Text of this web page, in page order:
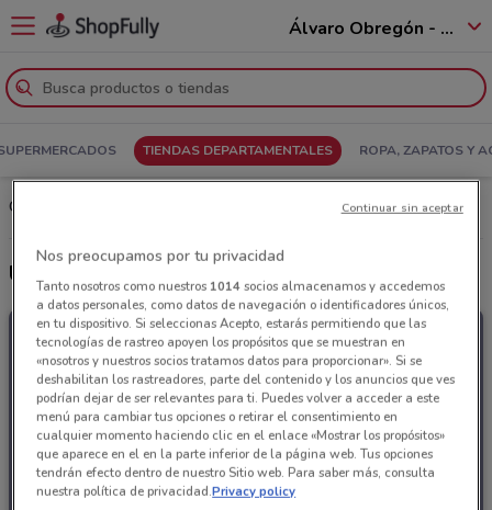
Álvaro Obregón - 01520
TIENDAS DEPARTAMENTALES ROPA, ZAPATOS Y
Catalogo y Ofertas Woolworth: Consultar el Folleto
Últimas ofertas Woolworth
Nos preocupamos por tu privacidad
Tanto nosotros como nuestros 1014socios almacenamos y accedemos
a datos personales, como datos de navegación o identificadores únicos,
en tu dispositivo. Si seleccionas Acepto, estarás permitiendo que las
tecnologías de rastreo apoyen los propósitos que se muestran en
«nosotros y nuestros socios tratamos datos para proporcionar». Si se
deshabilitan los rastreadores, parte del contenido y los anuncios que ves
podrían dejar de ser relevantes para ti. Puedes volver a acceder a este
menú para cambiar tus opciones o retirar el consentimiento en
cualquier momento haciendo clic en el enlace «Mostrar los propósitos»
que aparece en el en la parte inferior de la página web. Tus opciones
tendrán efecto dentro de nuestro Sitio web. Para saber más, consulta
nuestra política de privacidad.Privacy policy
Continuar sin aceptar